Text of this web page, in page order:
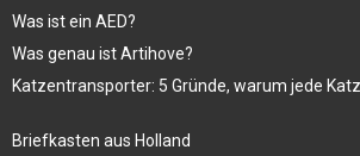
Was ist ein AED?
Was genau ist Artihove?
Katzentransporter: 5 Gründe, warum jede
Briefkasten aus Holland